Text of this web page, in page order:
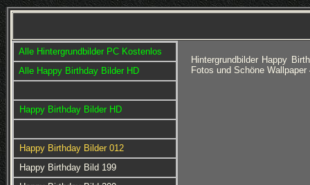
Alle Hintergrundbilder PC Kostenlos
Alle Happy Birthday Bilder HD
Happy Birthday Bilder HD
Happy Birthday Bilder 012
Happy Birthday Bild 199
Hintergrundbilder Happy
Fotos und Schöne